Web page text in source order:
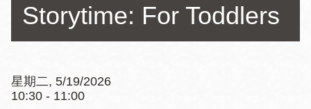
Storytime: For Toddlers
星期二, 5/19/2026
10:30 - 11:00